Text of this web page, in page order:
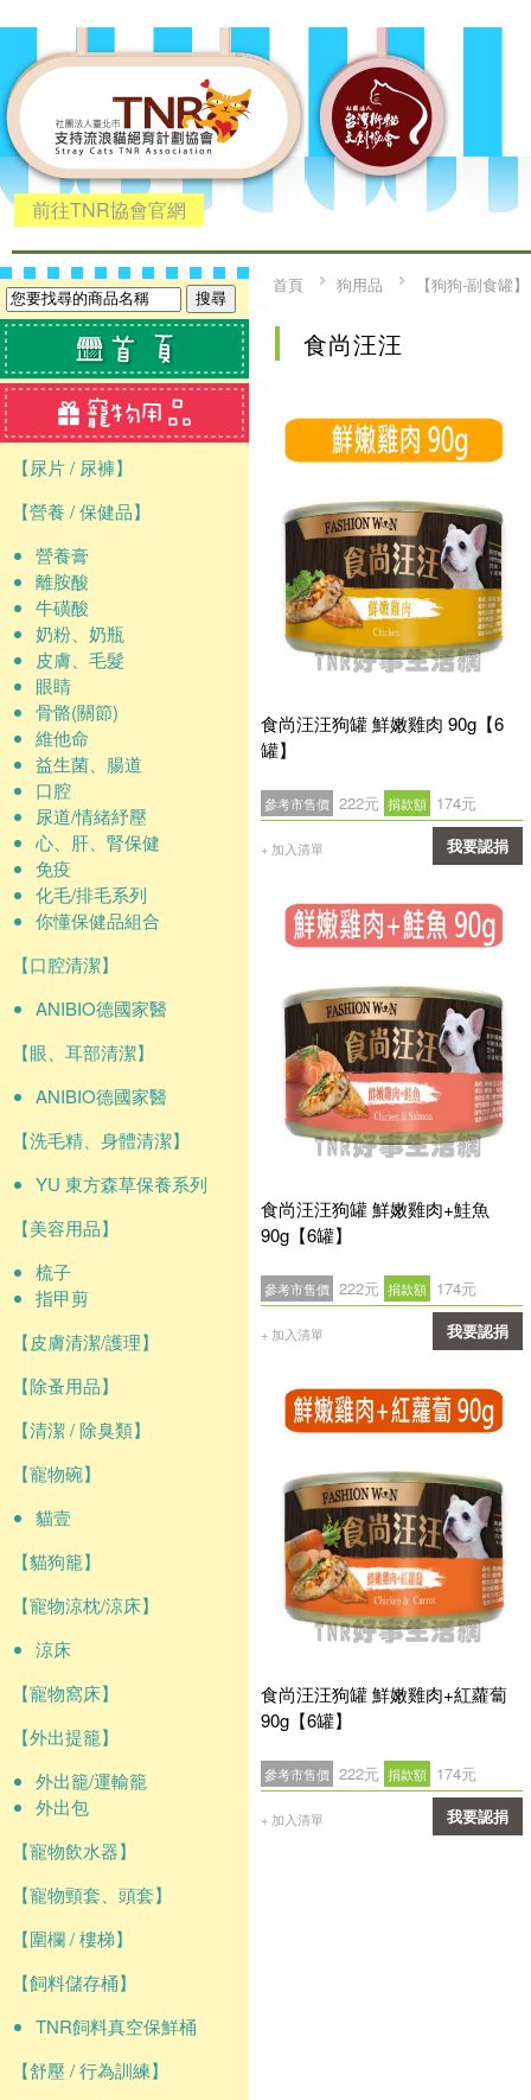
前往TNR協會官網
【尿片 / 尿褲】
【營養 / 保健品】
營養膏
離胺酸
牛磺酸
奶粉、奶瓶
皮膚、毛髮
眼睛
骨骼(關節)
維他命
益生菌、腸道
口腔
尿道/情緒紓壓
心、肝、腎保健
免疫
化毛/排毛系列
你懂保健品組合
【口腔清潔】
ANIBIO德國家醫
【眼、耳部清潔】
ANIBIO德國家醫
【洗毛精、身體清潔】
YU 東方森草保養系列
【美容用品】
梳子
指甲剪
【皮膚清潔/護理】
【除蚤用品】
【清潔 / 除臭類】
【寵物碗】
貓壹
【貓狗籠】
【寵物涼枕/涼床】
涼床
【寵物窩床】
【外出提籠】
外出籠/運輸籠
外出包
【寵物飲水器】
【寵物頸套、頭套】
【圍欄 / 樓梯】
【飼料儲存桶】
TNR飼料真空保鮮桶
【舒壓 / 行為訓練】
首頁 狗用品 【狗狗-副食罐】
食尚汪汪
食尚汪汪狗罐 鮮嫩雞肉 90g【6
罐】
參考市售價 222元 捐款額 174元
+ 加入清單 我要認捐
食尚汪汪狗罐 鮮嫩雞肉+鮭魚
90g【6罐】
參考市售價 222元 捐款額 174元
+ 加入清單 我要認捐
食尚汪汪狗罐 鮮嫩雞肉+紅蘿蔔
90g【6罐】
參考市售價 222元 捐款額 174元
+ 加入清單 我要認捐